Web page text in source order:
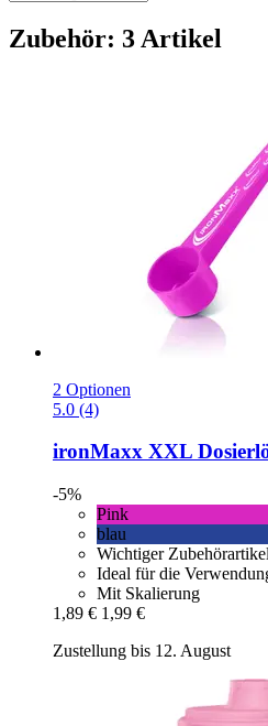
Zubehör: 3 Artikel
2 Optionen
5.0 (4)
ironMaxx XXL
-5%
Pink
blau
Wichtiger Zubehörartikel
Ideal für die
Mit Skalierung
1,89 € 1,99 €
Zustellung bis 12. August